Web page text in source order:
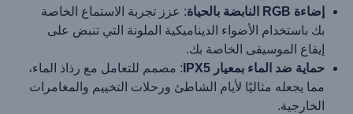
إضاءة RGB النابضة بالحياة
: عزز تجربة الاستماع الخاصة
بك باستخدام الأضواء الديناميكية الملونة التي تنبض على
إيقاع الموسيقى الخاصة بك.
حماية ضد الماء بمعيار IPX5
: مصمم للتعامل مع رذاذ الماء،
مما يجعله مثاليًا لأيام الشاطئ ورحلات التخييم والمغامرات
الخارجية.